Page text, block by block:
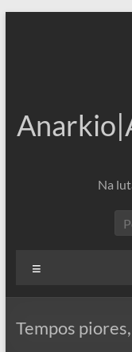
Na
Tempos